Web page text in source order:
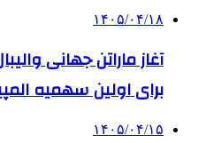
۱۴۰۵/۰۴/۱۸
آغاز ماراتن جهانی
برای اولین سهمیه
۱۴۰۵/۰۴/۱۵